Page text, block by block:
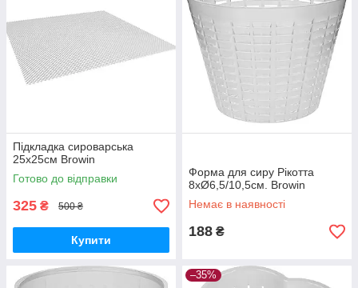
Підкладка сироварська
25х25см Browin
Готово до відправки
325 ₴ 500 ₴
Купити
Форма для сиру Рікотта
8xØ6,5/10,5см. Browin
Немає в наявності
188 ₴
–35%